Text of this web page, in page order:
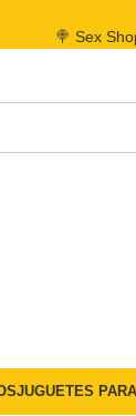
🍭 Sex
JUGUETES